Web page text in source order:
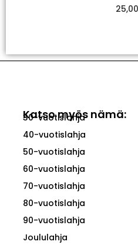
25,00
Katso myös nämä:
30-vuotislahja
40-vuotislahja
50-vuotislahja
60-vuotislahja
70-vuotislahja
80-vuotislahja
90-vuotislahja
Joululahja